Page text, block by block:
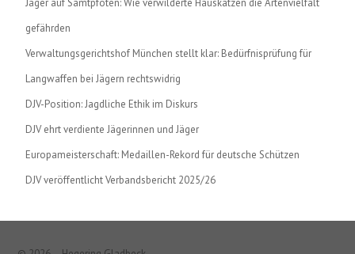
Jäger auf Samtpfoten: Wie verwilderte Hauskatzen die Artenvielfalt
gefährden
Verwaltungsgerichtshof München stellt klar: Bedürfnisprüfung für
Langwaffen bei Jägern rechtswidrig
DJV-Position: Jagdliche Ethik im Diskurs
DJV ehrt verdiente Jägerinnen und Jäger
Europameisterschaft: Medaillen-Rekord für deutsche Schützen
DJV veröffentlicht Verbandsbericht 2025/26